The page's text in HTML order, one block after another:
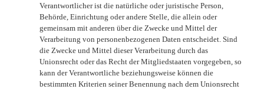
Verantwortlicher ist die natürliche oder juristische Person,
Behörde, Einrichtung oder andere Stelle, die allein oder
gemeinsam mit anderen über die Zwecke und Mittel der
Verarbeitung von personenbezogenen Daten entscheidet. Sind
die Zwecke und Mittel dieser Verarbeitung durch das
Unionsrecht oder das Recht der Mitgliedstaaten vorgegeben, so
kann der Verantwortliche beziehungsweise können die
bestimmten Kriterien seiner Benennung nach dem Unionsrecht